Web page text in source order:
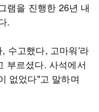
램을 진행한 26년 내
.
수고했다, 고마워'라
부르셨다. 사석에서
없었다"고 말하며